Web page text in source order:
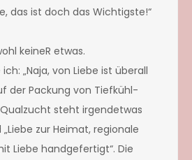
das ist doch das Wichtigste!“
keineR etwas.
„Naja, von Liebe ist überall
der Packung von Tiefkühl-
steht irgendetwas
„Liebe zur Heimat, regionale
Liebe handgefertigt“. Die